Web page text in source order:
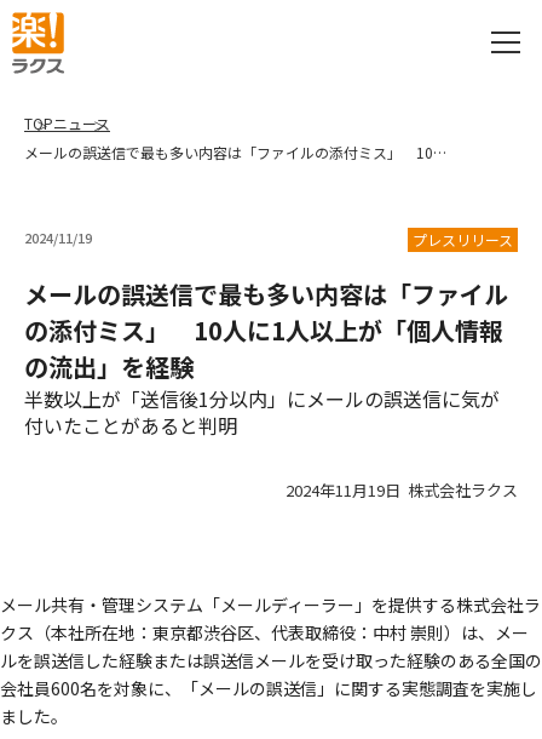
TOPニュース
メールの誤送信で最も多い内容は「ファイルの添付ミス」 10人に1人以上が「個人情報の流出」を経験
2024/11/19 プレスリリース
メールの誤送信で最も多い内容は「ファイル
の添付ミス」 10人に1人以上が「個人情報
の流出」を経験
半数以上が「送信後1分以内」にメールの誤送信に気が
付いたことがあると判明
2024年11月19日 株式会社ラクス
メール共有・管理システム「メールディーラー」を提供する株式会社ラ
クス（本社所在地：東京都渋谷区、代表取締役：中村 崇則）は、メー
ルを誤送信した経験または誤送信メールを受け取った経験のある全国の
会社員600名を対象に、「メールの誤送信」に関する実態調査を実施し
ました。